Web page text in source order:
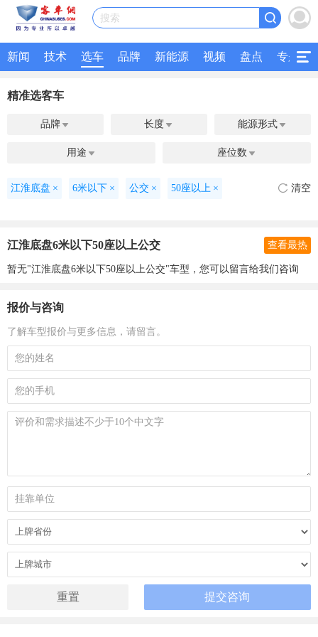
搜索
新闻 技术 选车 品牌 新能源 视频 盘点 专题
精准选客车
品牌  长度  能源形式 
用途  座位数 
江淮底盘 × 6米以下 × 公交 × 50座以上 × 清空
江淮底盘6米以下50座以上公交 查看最热
暂无"江淮底盘6米以下50座以上公交"车型，您可以留言给我们咨询
报价与咨询
了解车型报价与更多信息，请留言。